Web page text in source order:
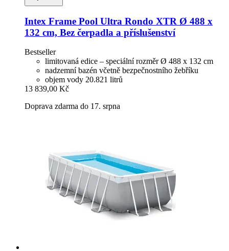
Intex Frame Pool Ultra Rondo XTR Ø 488 x
132 cm, Bez čerpadla a příslušenství
Bestseller
limitovaná edice – speciální rozměr Ø 488 x 132 cm
nadzemní bazén včetně bezpečnostního žebříku
objem vody 20.821 litrů
13 839,00 Kč
Doprava zdarma do 17. srpna